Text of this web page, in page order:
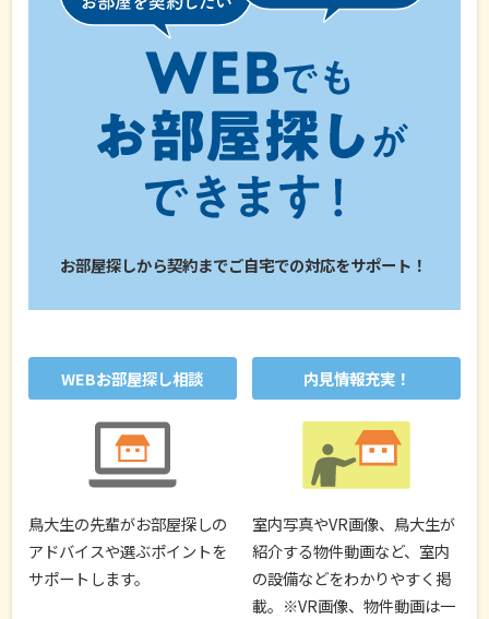
お部屋探しから契約までご自宅での対応をサポート！
WEBお部屋探し相談
鳥大生の先輩がお部屋探しの
アドバイスや選ぶポイントを
サポートします。
内見情報充実！
室内写真やVR画像、鳥大生が
紹介する物件動画など、室内
の設備などをわかりやすく掲
載。※VR画像、物件動画は一